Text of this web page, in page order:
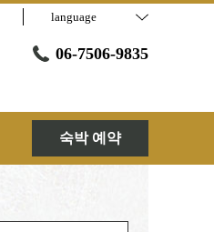
language
06-7506-9835
숙박 예약